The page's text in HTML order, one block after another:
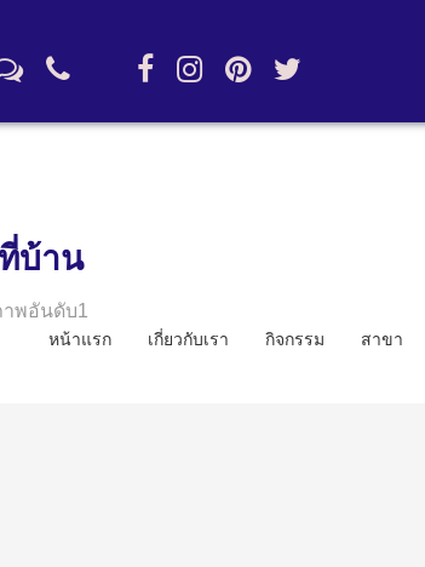
บ้าน
พอันดับ1
หน้าแรก เกี่ยวกับเรา กิจกรรม สาขา